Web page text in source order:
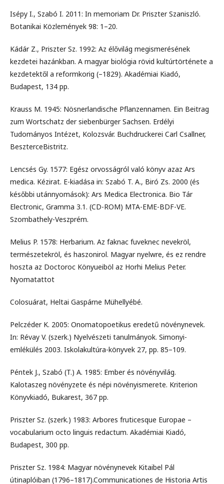
Isépy I., Szabó I. 2011: In memoriam Dr. Priszter Szaniszló.
Botanikai Közlemények 98: 1–20.
Kádár Z., Priszter Sz. 1992: Az élővilág megismerésének
kezdetei hazánkban. A magyar biológia rövid kultúrtörténete a
kezdetektől a reformkorig (–1829). Akadémiai Kiadó,
Budapest, 134 pp.
Krauss M. 1945: Nösnerlandische Pﬂanzennamen. Ein Beitrag
zum Wortschatz der siebenbürger Sachsen. Erdélyi
Tudományos Intézet, Kolozsvár. Buchdruckerei Carl Csallner,
BeszterceBistritz.
Lencsés Gy. 1577: Egész orvosságról való könyv azaz Ars
medica. Kézirat. E-kiadása in: Szabó T. A., Biró Zs. 2000 (és
későbbi utánnyomások): Ars Medica Electronica. Bio Tár
Electronic, Gramma 3.1. (CD-ROM) MTA-EME-BDF-VE.
Szombathely-Veszprém.
Melius P. 1578: Herbarium. Az faknac fuveknec nevekröl,
természetekröl, és haszonirol. Magyar nyelwre, és ez rendre
hoszta az Doctoroc Könyueiböl az Horhi Melius Peter.
Nyomatattot
Colosuárat, Heltai Gaspárne Mühellyébé.
Pelczéder K. 2005: Onomatopoetikus eredetű növénynevek.
In: Révay V. (szerk.) Nyelvészeti tanulmányok. Simonyi-
emlékülés 2003. Iskolakultúra-könyvek 27, pp. 85–109.
Péntek J., Szabó (T.) A. 1985: Ember és növényvilág.
Kalotaszeg növényzete és népi növényismerete. Kriterion
Könyvkiadó, Bukarest, 367 pp.
Priszter Sz. (szerk.) 1983: Arbores fruticesque Europae –
vocabularium octo linguis redactum. Akadémiai Kiadó,
Budapest, 300 pp.
Priszter Sz. 1984: Magyar növénynevek Kitaibel Pál
útinaplóiban (1796–1817).Communicationes de Historia Artis